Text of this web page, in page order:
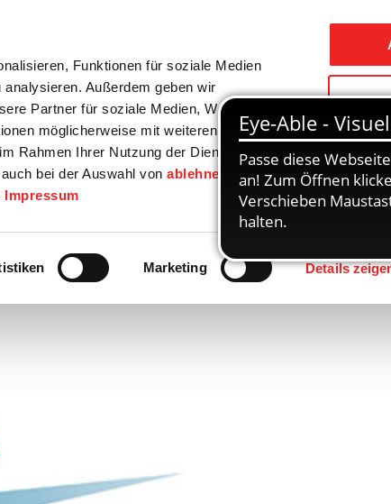
Funktionen für soziale Medien
Außerdem geben wir
Partner für soziale Medien, Werbung
möglicherweise mit weiteren Daten
Rahmen Ihrer Nutzung der Dienste
bei der Auswahl vonablehnen
gesetzt.
Impressum
Marketing Details
Bildung / Soziales Touristik / Freizeit Gemeinde /